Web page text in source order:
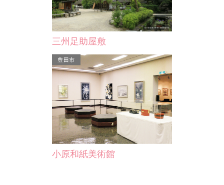
三州足助屋敷
豊田市
小原和紙美術館